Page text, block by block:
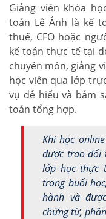
Giảng viên khóa
toán Lê Ánh là kế
thuế, CFO hoặc
kế toán thực tế tại
chuyên môn, giảng
học viên qua lớp
vụ dễ hiểu và bám
toán tổng hợp.
Khi học
được trao đổi
lớp học thực
trong buổi
hành và
chứng từ,